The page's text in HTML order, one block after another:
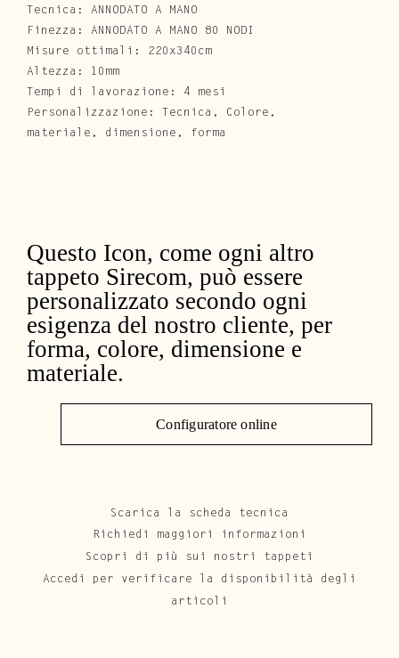
Tecnica: ANNODATO A MANO
Finezza: ANNODATO A MANO 80 NODI
Misure ottimali: 220x340cm
Altezza: 10mm
Tempi di lavorazione: 4 mesi
Personalizzazione: Tecnica, Colore,
materiale, dimensione, forma
Questo Icon, come ogni altro
tappeto Sirecom, può essere
personalizzato secondo ogni
esigenza del nostro cliente, per
forma, colore, dimensione e
materiale.
Configuratore online
Scarica la scheda tecnica
Richiedi maggiori informazioni
Scopri di più sui nostri tappeti
Accedi per verificare la disponibilità degli
articoli